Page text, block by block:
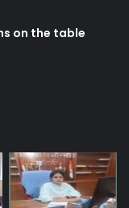
on the table